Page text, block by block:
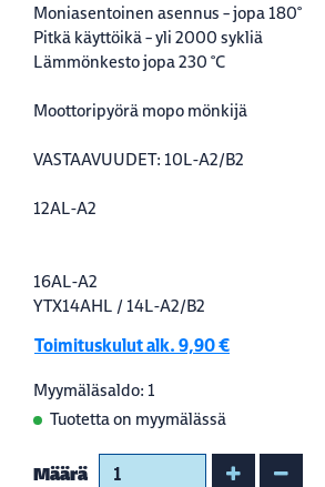
Moniasentoinen asennus – jopa 180°
Pitkä käyttöikä – yli 2000 sykliä
Lämmönkesto jopa 230 °C
Moottoripyörä mopo mönkijä
VASTAAVUUDET: 10L-A2/B2
12AL-A2
16AL-A2
YTX14AHL / 14L-A2/B2
Toimituskulut alk. 9,90 €
Myymäläsaldo: 1
Tuotetta on myymälässä
Määrä Kasvata